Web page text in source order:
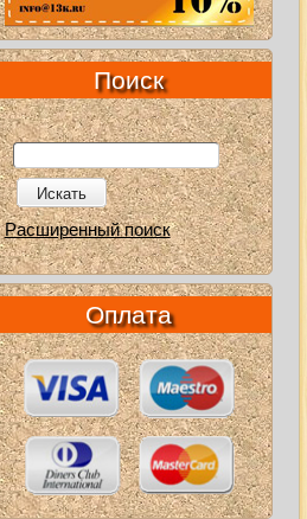
Поиск
Искать
Расширенный поиск
Оплата